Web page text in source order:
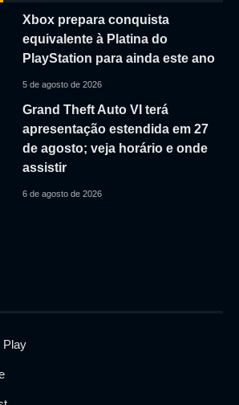
Xbox prepara conquista
equivalente à Platina do
PlayStation para ainda este ano
5 de agosto de 2026
Grand Theft Auto VI terá
apresentação estendida em 27
de agosto; veja horário e onde
assistir
6 de agosto de 2026
Play